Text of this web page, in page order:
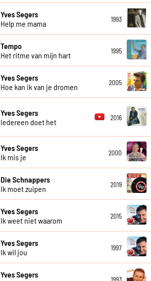
Yves Segers
Help me mama
1993
Tempo
Het ritme van mijn hart
1995
Yves Segers
Hoe kan ik van je dromen
2005
Yves Segers
Iedereen doet het
2016
Yves Segers
Ik mis je
2000
Die Schnappers
Ik moet zuipen
2019
Yves Segers
Ik weet niet waarom
2015
Yves Segers
Ik wil jou
1997
Yves Segers